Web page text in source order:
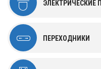
ЭЛЕКТРИЧЕСКИЕ
ПЕРЕХОДНИКИ